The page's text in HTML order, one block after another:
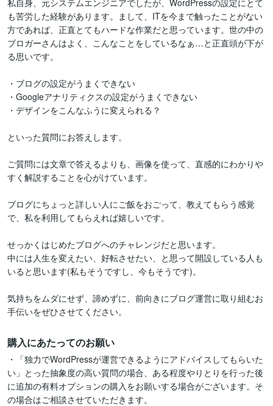
私自身、元システムエンジニアでしたが、WordPressの設定にとて
も苦労した経験があります。まして、ITを今まで触ったことがない
方であれば、正直とてもハードな作業だと思っています。世の中の
ブロガーさんはよく、こんなことをしているなぁ…と正直頭が下が
る思いです。
・ブログの設定がうまくできない
・Googleアナリティクスの設定がうまくできない
・デザインをこんなふうに変えられる？
といった質問にお答えします。
ご質問には文章で答えるよりも、画像を使って、直感的にわかりや
すく解説することを心がけています。
ブログにちょっと詳しい人にご飯をおごって、教えてもらう感覚
で、私を利用してもらえれば嬉しいです。
せっかくはじめたブログへのチャレンジだと思います。
中には人生を変えたい、好転させたい、と思って開設している人も
いると思います(私もそうですし、今もそうです)。
気持ちをムダにせず、諦めずに、前向きにブログ運営に取り組むお
手伝いをぜひさせてください。
購入にあたってのお願い
・「独力でWordPressが運営できるようにアドバイスしてもらいた
い」とった抽象度の高い質問の場合、ある程度やりとりを行った後
に追加の有料オプションの購入をお願いする場合がございます。そ
の場合はご相談させていただきます。